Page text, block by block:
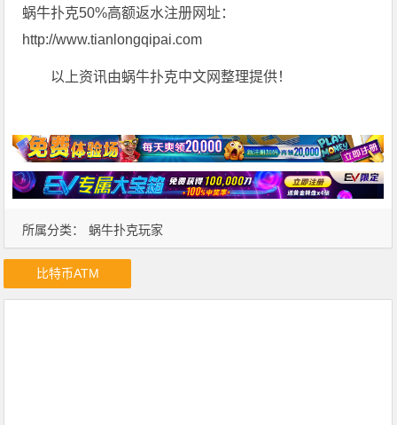
所属分类： 蜗牛扑克玩家
蜗牛扑克50%高额返水注册网址：
http://www.tianlongqipai.com
以上资讯由蜗牛扑克中文网整理提供！
比特币ATM